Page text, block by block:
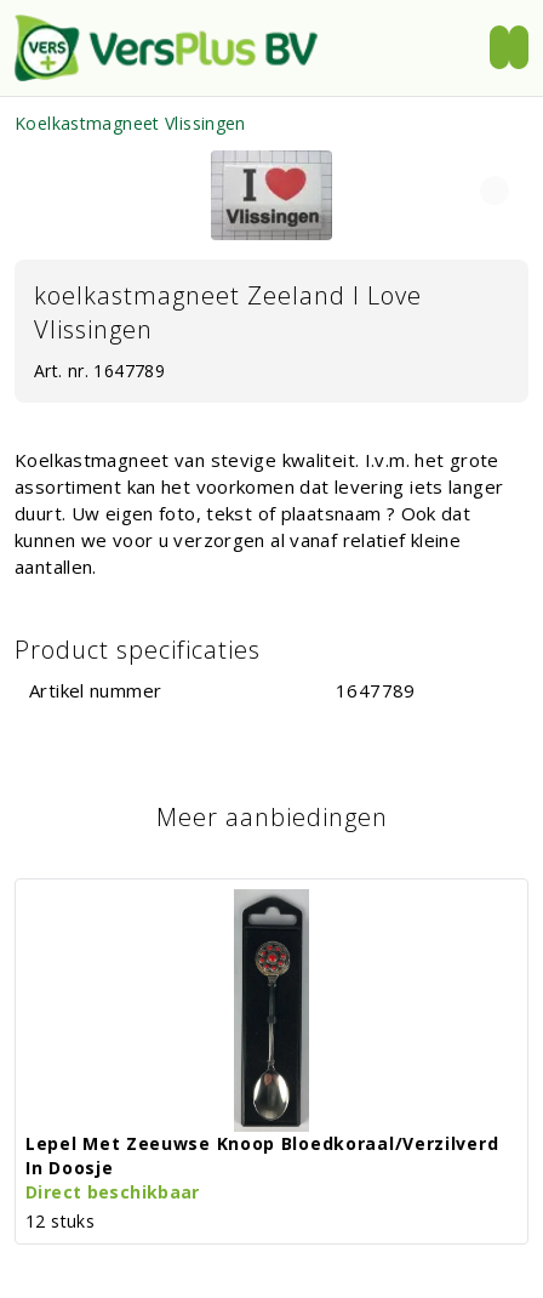
Koelkastmagneet Vlissingen
koelkastmagneet Zeeland I Love
Vlissingen
Art. nr. 1647789
Koelkastmagneet van stevige kwaliteit. I.v.m. het grote
assortiment kan het voorkomen dat levering iets langer
duurt. Uw eigen foto, tekst of plaatsnaam ? Ook dat
kunnen we voor u verzorgen al vanaf relatief kleine
aantallen.
Product specificaties
Artikel nummer 1647789
Meer aanbiedingen
Lepel Met Zeeuwse Knoop Bloedkoraal/verzilverd
In Doosje
Direct beschikbaar
12 stuks